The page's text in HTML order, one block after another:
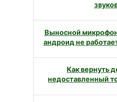
Выносной
андроид не
Как вернуть
недоставленный